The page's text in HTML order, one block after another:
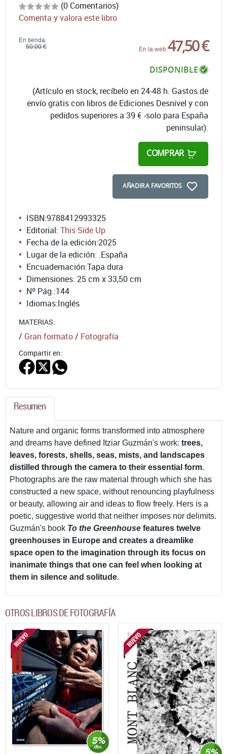
(0 Comentarios)
Comenta y valora este libro
En tienda:
50,00 €
En la web:47,50 €
DISPONIBLE
(Artículo en stock, recíbelo en 24-48 h. Gastos de
envío gratis con libros de Ediciones Desnivel y con
pedidos superiores a 39 € -solo para España
peninsular).
COMPRAR
AÑADIR A FAVORITOS
ISBN:9788412993325
Editorial: This Side Up
Fecha de la edición:2025
Lugar de la edición: .España
Encuadernación:Tapa dura
Dimensiones: 25 cm x 33,50 cm
Nº Pág.:144
Idiomas:Inglés
MATERIAS:
/ Gran formato/ Fotografía
Compartir en:
Resumen
Nature and organic forms transformed into atmosphere
and dreams have defined Itziar Guzmán's work: trees,
leaves, forests, shells, seas, mists, and landscapes
distilled through the camera to their essential form.
Photographs are the raw material through which she has
constructed a new space, without renouncing playfulness
or beauty, allowing air and ideas to flow freely. Hers is a
poetic, suggestive world that neither imposes nor delimits.
Guzmán's book To the Greenhouse features twelve
greenhouses in Europe and creates a dreamlike
space open to the imagination through its focus on
inanimate things that one can feel when looking at
them in silence and solitude.
OTROS LIBROS DE FOTOGRAFÍA